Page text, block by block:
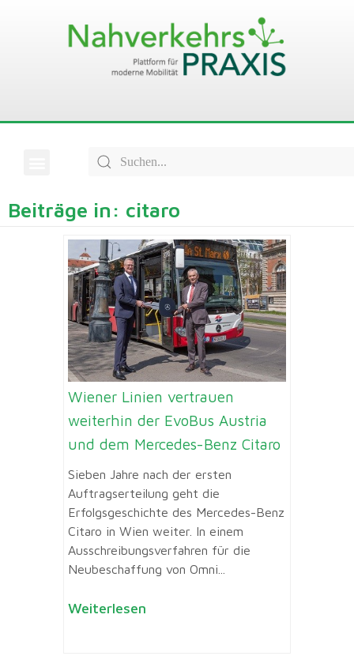
Beiträge in: citaro
Wiener Linien vertrauen
weiterhin der EvoBus Austria
und dem Mercedes-Benz Citaro
Sieben Jahre nach der ersten
Auftragserteilung geht die
Erfolgsgeschichte des Mercedes-Benz
Citaro in Wien weiter. In einem
Ausschreibungsverfahren für die
Neubeschaffung von Omni...
Weiterlesen